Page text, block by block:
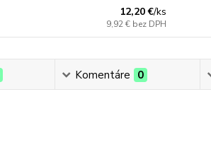
12,20 €/ks
9,92 € bez DPH
Komentáre 0